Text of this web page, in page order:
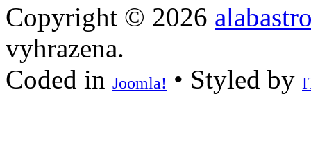
Copyright © 2026
vyhrazena.
Coded in Joomla! • Styled by